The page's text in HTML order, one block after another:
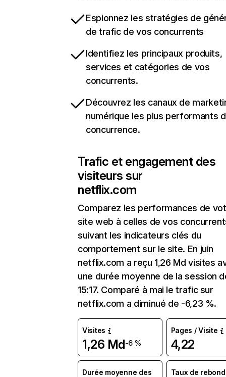
Espionnez les stratégies de
de trafic de vos concurrents
Identifiez les principaux produits,
services et catégories de vos
concurrents.
Découvrez les canaux de
numérique les plus performants
concurrence.
Trafic et engagement des
visiteurs sur
netflix.com
Comparez les performances de
site web à celles de vos
suivant les indicateurs clés du
comportement sur le site. En juin
netflix.com a reçu 1,26 Md visites
une durée moyenne de la session
15:17. Comparé à mai le trafic sur
netflix.com a diminué de -6,23 %.
Visites
1,26 Md-6 %
Pages / Visite
4,22
Durée moyenne des
Taux de rebond